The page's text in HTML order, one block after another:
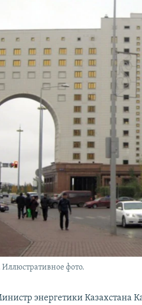
фото.
энергетики Казахстана